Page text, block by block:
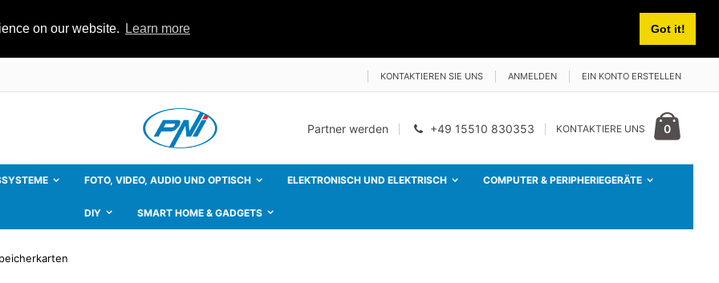
on our website. Learn more Got it!
KONTAKTIEREN SIE UNS ANMELDEN EIN KONTO ERSTELLEN
0Artikel
Partner werden +49 15510 830353 KONTAKTIERE UNS
FOTO, VIDEO, AUDIO UND OPTISCH ELEKTRONISCH UND ELEKTRISCH COMPUTER & PERIPHERIEGERÄTE
DIY SMART HOME & GADGETS